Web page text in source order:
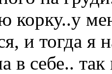
корку..у
и тогда я
в себе..